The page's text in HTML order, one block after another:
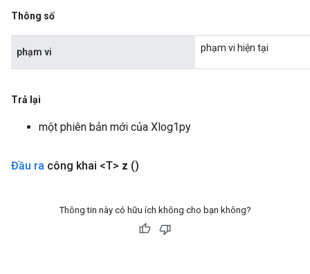
Thông số
phạm vi phạm vi hiện tại
Trả lại
một phiên bản mới của Xlog1py
Đầu ra công khai <T> z ()
Thông tin này có hữu ích không cho bạn không?